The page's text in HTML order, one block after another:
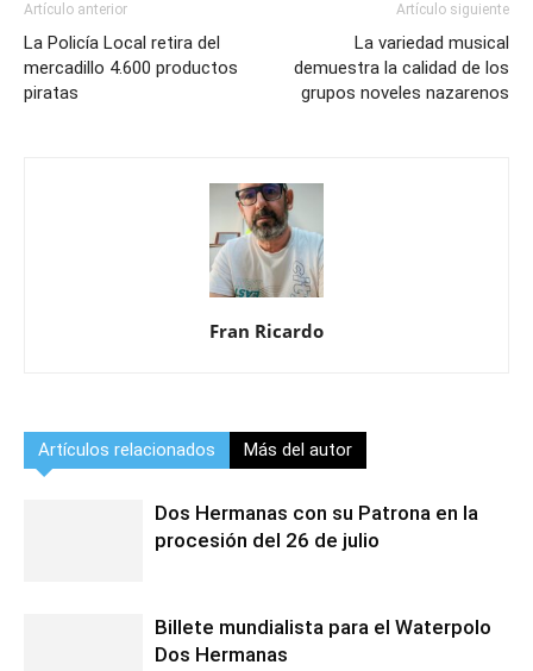
Artículo anterior
La Policía Local retira del
mercadillo 4.600 productos
piratas
Artículo siguiente
La variedad musical
demuestra la calidad de los
grupos noveles nazarenos
Fran Ricardo
Artículos relacionados Más del autor
Dos Hermanas con su Patrona en la
procesión del 26 de julio
Billete mundialista para el Waterpolo
Dos Hermanas